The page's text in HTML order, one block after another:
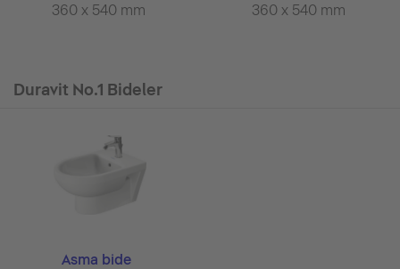
360 x 540 mm
360 x 540 mm
Duravit No.1 Bideler
Asma bide